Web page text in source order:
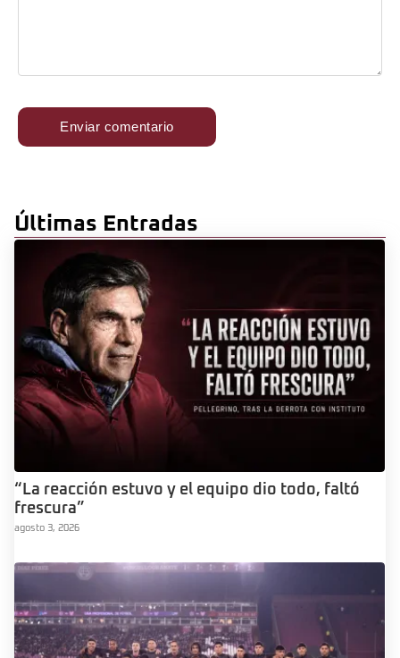
Últimas Entradas
“La reacción estuvo y el equipo dio todo, faltó
frescura”
agosto 3, 2026